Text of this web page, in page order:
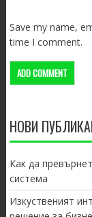
Save my name,
time I comment.
НОВИ
Как да
система
Изкуственият